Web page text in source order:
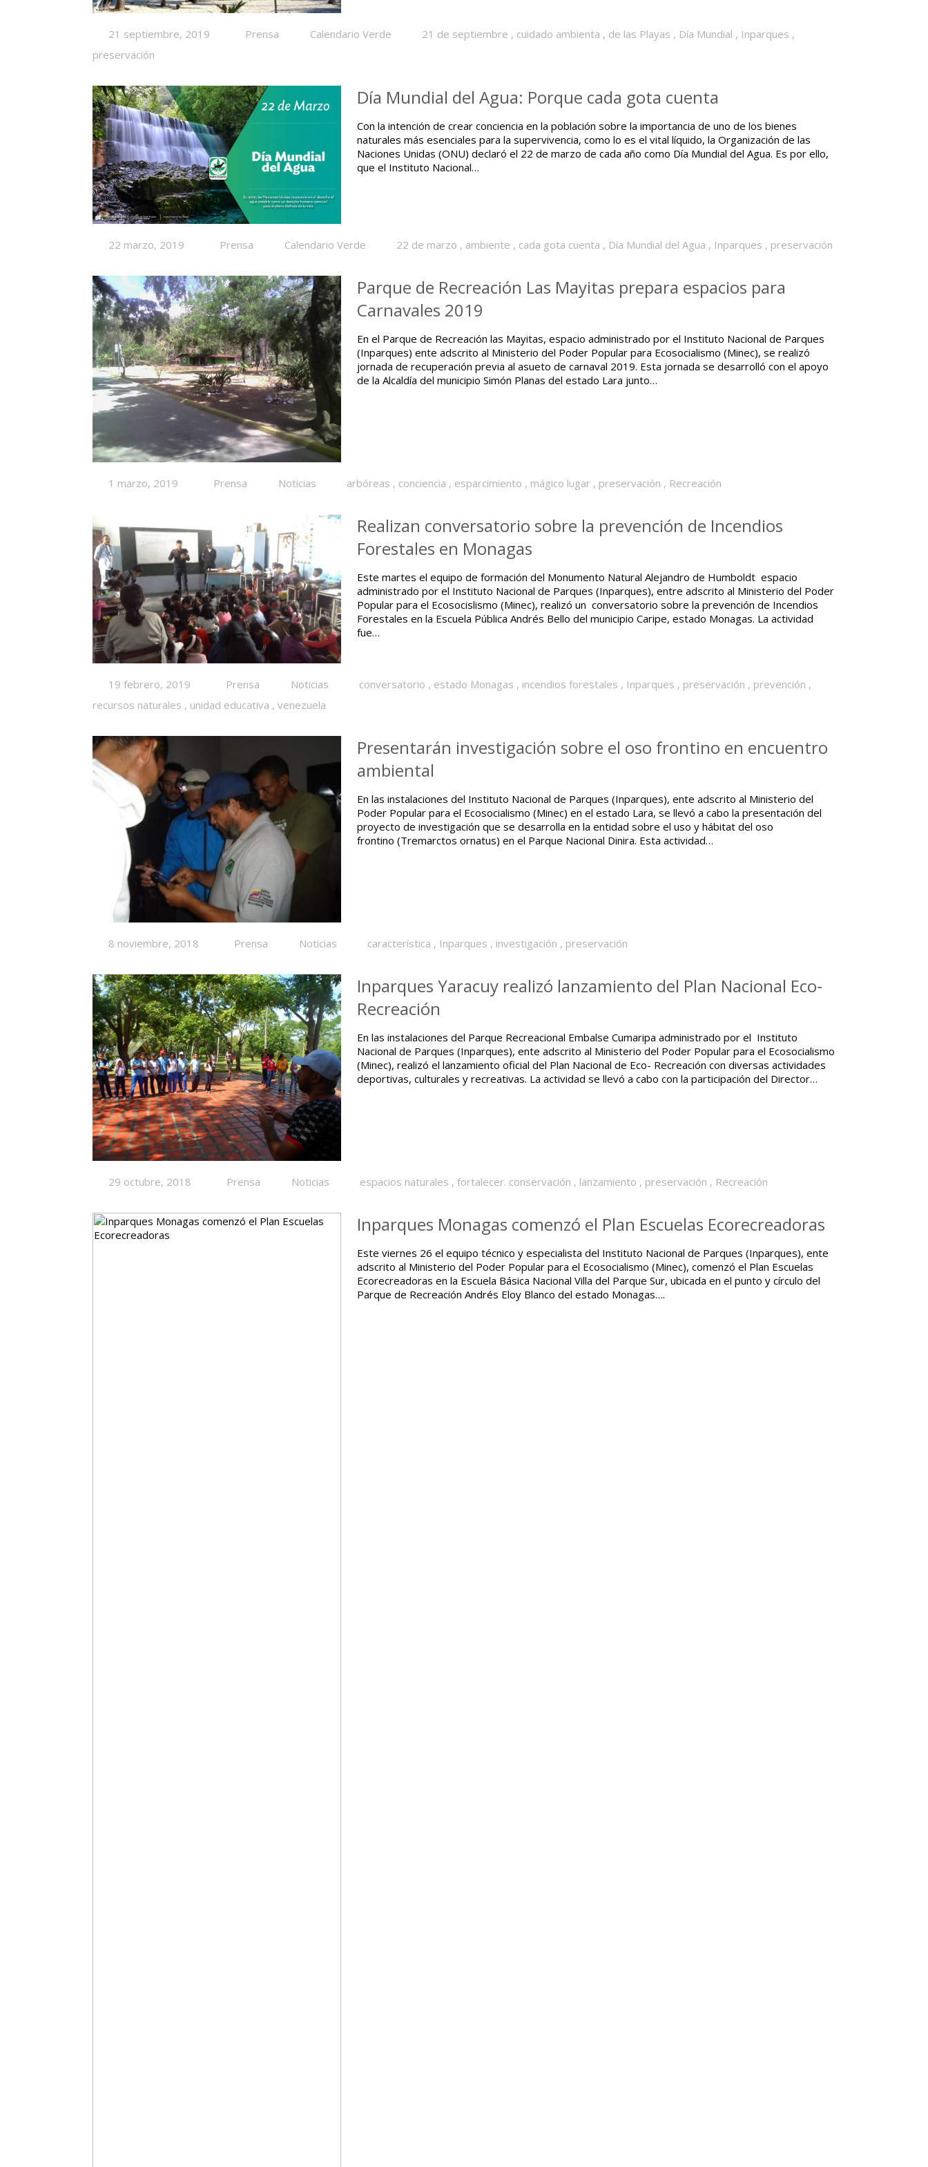
21 septiembre, 2019 Prensa Calendario Verde 21 de septiembre , cuidado ambienta , de las Playas , Día Mundial , Inparques ,
preservación
Día Mundial del Agua: Porque cada gota cuenta
Con la intención de crear conciencia en la población sobre la importancia de uno de los bienes
naturales más esenciales para la supervivencia, como lo es el vital líquido, la Organización de las
Naciones Unidas (ONU) declaró el 22 de marzo de cada año como Día Mundial del Agua. Es por ello,
que el Instituto Nacional…
22 marzo, 2019 Prensa Calendario Verde 22 de marzo , ambiente , cada gota cuenta , Día Mundial del Agua , Inparques , preservación
Parque de Recreación Las Mayitas prepara espacios para
Carnavales 2019
En el Parque de Recreación las Mayitas, espacio administrado por el Instituto Nacional de Parques
(Inparques) ente adscrito al Ministerio del Poder Popular para Ecosocialismo (Minec), se realizó
jornada de recuperación previa al asueto de carnaval 2019. Esta jornada se desarrolló con el apoyo
de la Alcaldía del municipio Simón Planas del estado Lara junto…
1 marzo, 2019 Prensa Noticias arbóreas , conciencia , esparcimiento , mágico lugar , preservación , Recreación
Realizan conversatorio sobre la prevención de Incendios
Forestales en Monagas
Este martes el equipo de formación del Monumento Natural Alejandro de Humboldt espacio
administrado por el Instituto Nacional de Parques (Inparques), entre adscrito al Ministerio del Poder
Popular para el Ecosocislismo (Minec), realizó un conversatorio sobre la prevención de Incendios
Forestales en la Escuela Pública Andrés Bello del municipio Caripe, estado Monagas. La actividad
fue…
19 febrero, 2019 Prensa Noticias conversatorio , estado Monagas , incendios forestales , Inparques , preservación , prevención ,
recursos naturales , unidad educativa ,venezuela
Presentarán investigación sobre el oso frontino en encuentro
ambiental
En las instalaciones del Instituto Nacional de Parques (Inparques), ente adscrito al Ministerio del
Poder Popular para el Ecosocialismo (Minec) en el estado Lara, se llevó a cabo la presentación del
proyecto de investigación que se desarrolla en la entidad sobre el uso y hábitat del oso
frontino (Tremarctos ornatus) en el Parque Nacional Dinira. Esta actividad…
8 noviembre, 2018 Prensa Noticias característica , Inparques , investigación , preservación
Inparques Yaracuy realizó lanzamiento del Plan Nacional Eco-
Recreación
En las instalaciones del Parque Recreacional Embalse Cumaripa administrado por el Instituto
Nacional de Parques (Inparques), ente adscrito al Ministerio del Poder Popular para el Ecosocialismo
(Minec), realizó el lanzamiento oficial del Plan Nacional de Eco- Recreación con diversas actividades
deportivas, culturales y recreativas. La actividad se llevó a cabo con la participación del Director…
29 octubre, 2018 Prensa Noticias espacios naturales ,fortalecer. conservación , lanzamiento , preservación , Recreación
Inparques Monagas comenzó el Plan Escuelas Ecorecreadoras
Este viernes 26 el equipo técnico y especialista del Instituto Nacional de Parques (Inparques), ente
adscrito al Ministerio del Poder Popular para el Ecosocialismo (Minec), comenzó el Plan Escuelas
Ecorecreadoras en la Escuela Básica Nacional Villa del Parque Sur, ubicada en el punto y círculo del
Parque de Recreación Andrés Eloy Blanco del estado Monagas….